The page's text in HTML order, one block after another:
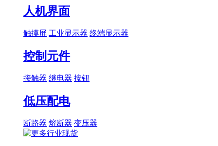
人机界面
触摸屏 工业显示器 终端显示器
控制元件
接触器 继电器 按钮
低压配电
断路器 熔断器 变压器